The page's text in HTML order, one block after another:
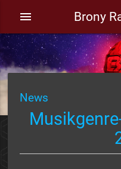
Brony
menu
News